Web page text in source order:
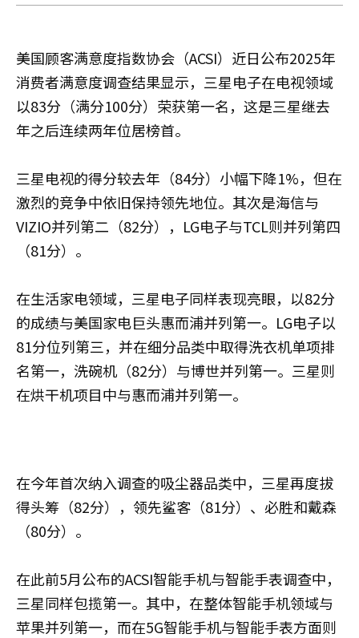
章 小
美国顾客满意度指数协会（ACSI）近日公布2025年
消费者满意度调查结果显示，三星电子在电视领域
以83分（满分100分）荣获第一名，这是三星继去
年之后连续两年位居榜首。
三星电视的得分较去年（84分）小幅下降1%，但在
激烈的竞争中依旧保持领先地位。其次是海信与
VIZIO并列第二（82分），LG电子与TCL则并列第四
（81分）。
在生活家电领域，三星电子同样表现亮眼，以82分
的成绩与美国家电巨头惠而浦并列第一。LG电子以
81分位列第三，并在细分品类中取得洗衣机单项排
名第一，洗碗机（82分）与博世并列第一。三星则
在烘干机项目中与惠而浦并列第一。
在今年首次纳入调查的吸尘器品类中，三星再度拔
得头筹（82分），领先鲨客（81分）、必胜和戴森
（80分）。
在此前5月公布的ACSI智能手机与智能手表调查中，
三星同样包揽第一。其中，在整体智能手机领域与
苹果并列第一，而在5G智能手机与智能手表方面则